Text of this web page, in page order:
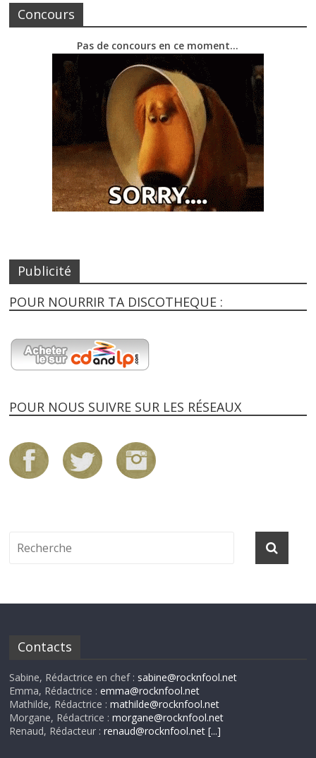
Concours
Pas de concours en ce moment…
Publicité
POUR NOURRIR TA DISCOTHEQUE :
POUR NOUS SUIVRE SUR LES RÉSEAUX
Contacts
Sabine, Rédactrice en chef : sabine@rocknfool.net
Emma, Rédactrice :emma@rocknfool.net
Mathilde, Rédactrice :mathilde@rocknfool.net
Morgane, Rédactrice :morgane@rocknfool.net
Renaud, Rédacteur :renaud@rocknfool.net [...]